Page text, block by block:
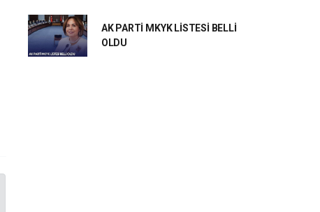
AK PARTİ MKYK LİSTESİ BELLİ
OLDU